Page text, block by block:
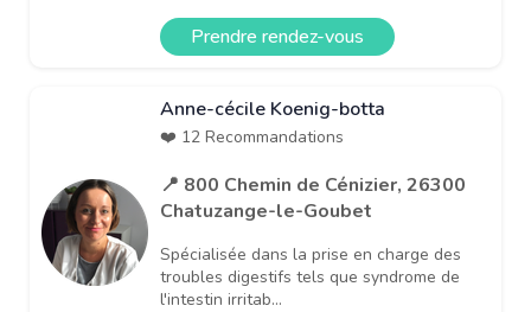
Prendre rendez-vous
Anne-cécile Koenig-botta
❤️ 12 Recommandations
📍 800 Chemin de Cénizier, 26300
Chatuzange-le-Goubet
Spécialisée dans la prise en charge des
troubles digestifs tels que syndrome de
l'intestin irritab...